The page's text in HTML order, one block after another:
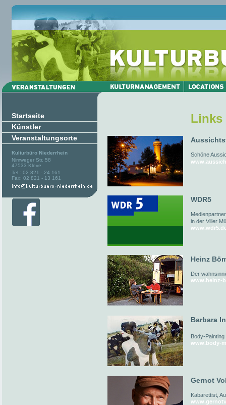
Startseite
Künstler
Veranstaltungsorte
Kulturbüro Niederrhein
Nimweger Str. 58
47533 Kleve
Tel.: 02 821 - 24 161
Fax: 02 821 - 13 161
Links
Schöne
WDR5
in der Viller
Heinz
Der
www.heinz-
Barbara
Body-Painting
www.body-
Gernot
Kabarettist,